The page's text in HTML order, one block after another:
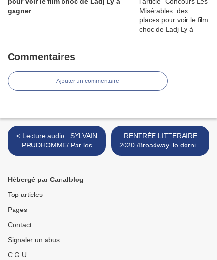
gagner
Commentaires
Ajouter un commentaire
< Lecture audio : SYLVAIN
PRUDHOMME/ Par les
routes lu par Francois
RENTRÉE LITTERAIRE
2020 /Broadway: le dernier
Fabrice Caro, toujours
Hébergé par Canalblog
Top articles
Pages
Contact
Signaler un abus
C.G.U.